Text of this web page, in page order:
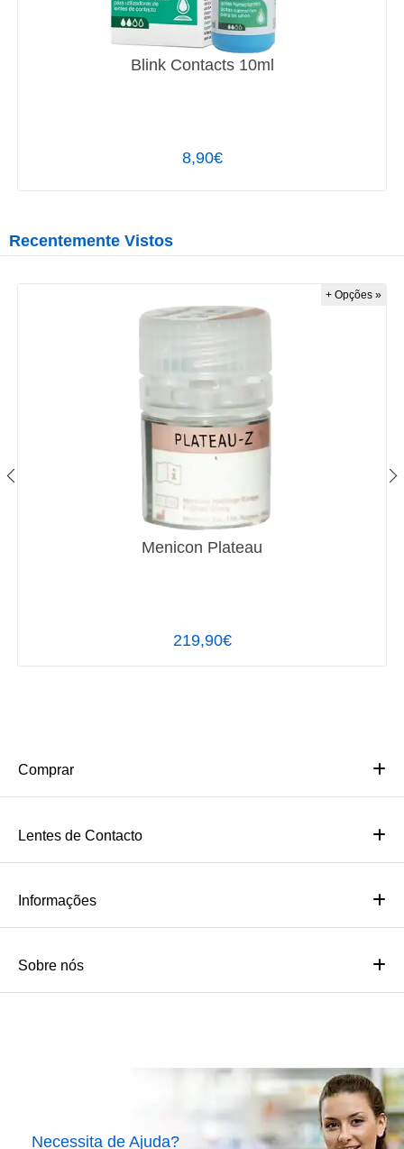
Blink Contacts 10ml
8,90€
Recentemente Vistos
Menicon Plateau
219,90€
+ Opções »
Comprar
Lentes de Contacto
Informações
Sobre nós
Necessita de Ajuda?